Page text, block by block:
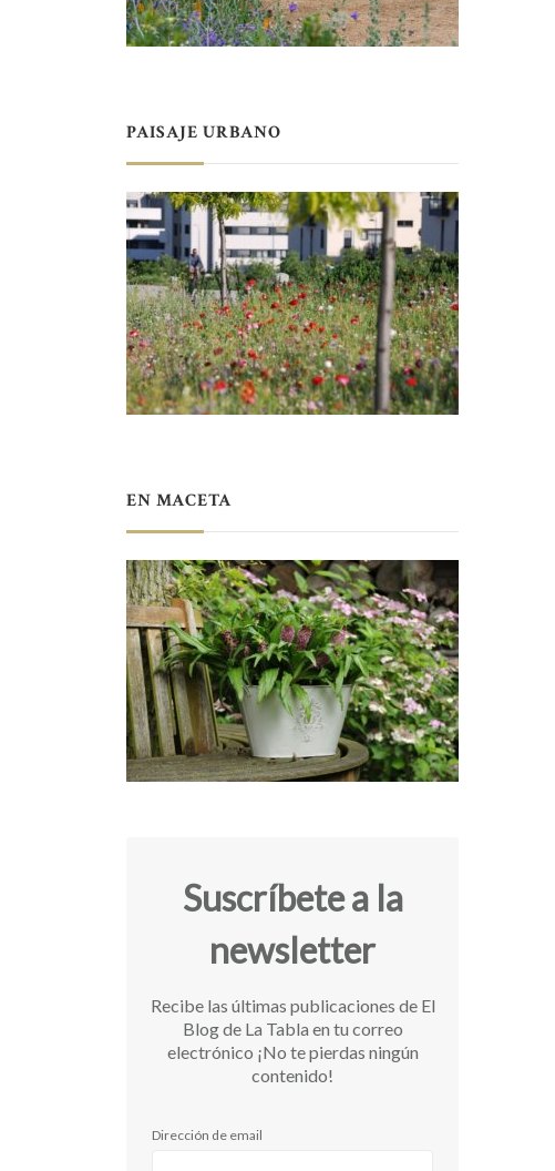
PAISAJE URBANO
EN MACETA
Suscríbete a la
newsletter
Recibe las últimas publicaciones de El
Blog de La Tabla en tu correo
electrónico ¡No te pierdas ningún
contenido!
Dirección de email